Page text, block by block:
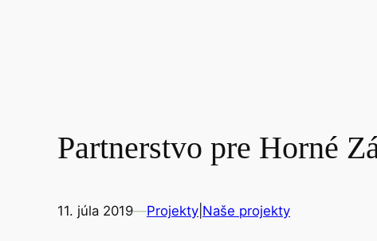
Partnerstvo pre Horné
11. júla 2019—Projekty Naše projekty